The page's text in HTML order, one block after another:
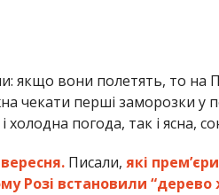
якщо вони полетять, то на
чекати перші заморозки у
погода, так і ясна,
Писали, які
Розі встановили “дерево